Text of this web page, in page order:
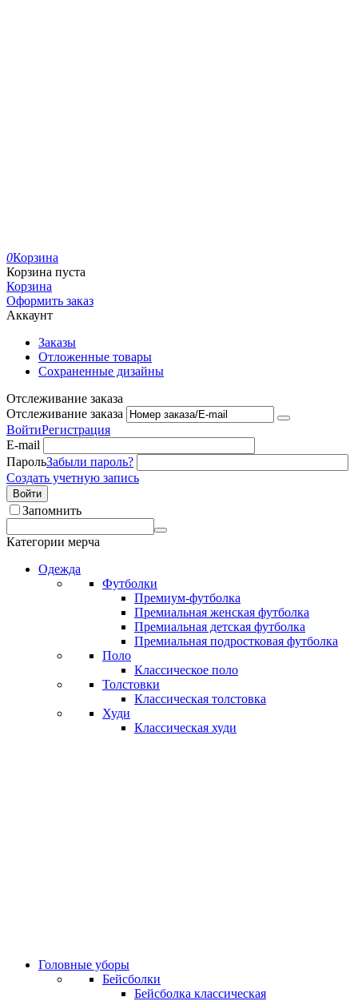
0Корзина
Корзина пуста
Корзина
Оформить заказ
Аккаунт
Заказы
Отложенные товары
Сохраненные дизайны
Отслеживание заказа
Отслеживание заказа
ВойтиРегистрация
E-mail
ПарольЗабыли пароль?
Создать учетную запись
Войти
Запомнить
Категории мерча
Одежда
Футболки
Премиум-футболка
Премиальная женская футболка
Премиальная детская футболка
Премиальная подростковая футболка
Поло
Классическое поло
Толстовки
Классическая толстовка
Худи
Классическая худи
Головные уборы
Бейсболки
Бейсболка классическая